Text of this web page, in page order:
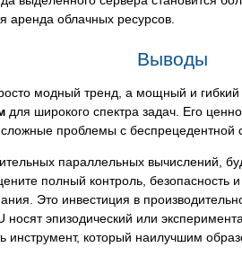
аренда облачных ресурсов.
Выводы
модный тренд, а мощный и
для широкого спектра задач. Его
проблемы с беспрецедентной
параллельных вычислений,
полный контроль, безопасность
Это инвестиция в
эпизодический или
который наилучшим